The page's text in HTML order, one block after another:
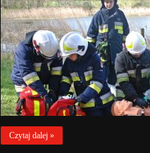
Czytaj dalej »